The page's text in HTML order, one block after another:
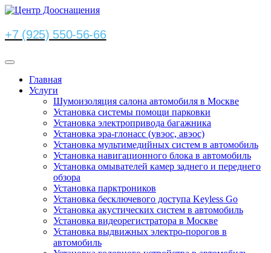
+7 (925) 550-56-66
Главная
Услуги
Шумоизоляция салона автомобиля в Москве
Установка системы помощи парковки
Установка электропривода багажника
Установка эра-глонасс (увэос, авэос)
Установка мультимедийных систем в автомобиль
Установка навигационного блока в автомобиль
Установка омывателей камер заднего и переднего
обзора
Установка парктроников
Установка бесключевого доступа Keyless Go
Установка акустических систем в автомобиль
Установка видеорегистратора в Москве
Установка выдвижных электро-порогов в
автомобиль